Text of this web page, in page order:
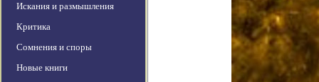
Искания и размышления
Критика
Сомнения и споры
Новые книги